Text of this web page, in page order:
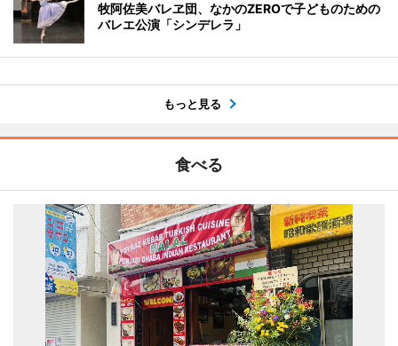
牧阿佐美バレヱ団、なかのZEROで子どものための
バレエ公演「シンデレラ」
もっと見る
食べる